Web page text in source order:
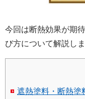
今回は断熱効果が期
び方について解説しま
遮熱塗料・断熱塗